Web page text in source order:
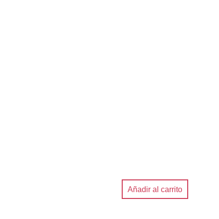
Añadir al carrito